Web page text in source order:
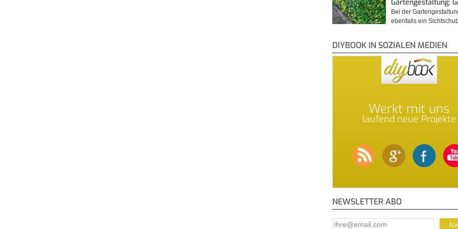
Gartengestaltung:
Bei der
ebenfalls ein
DIYBOOK IN SOZIALEN MEDIEN
Werkt mit uns
laufend neue Projekte
NEWSLETTER ABO
E-Mail Addresse*